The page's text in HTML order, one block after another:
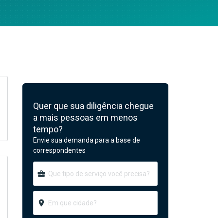
Quer que sua diligência chegue
a mais pessoas em menos
tempo?
Envie sua demanda para a base de
correspondentes
business_center
room